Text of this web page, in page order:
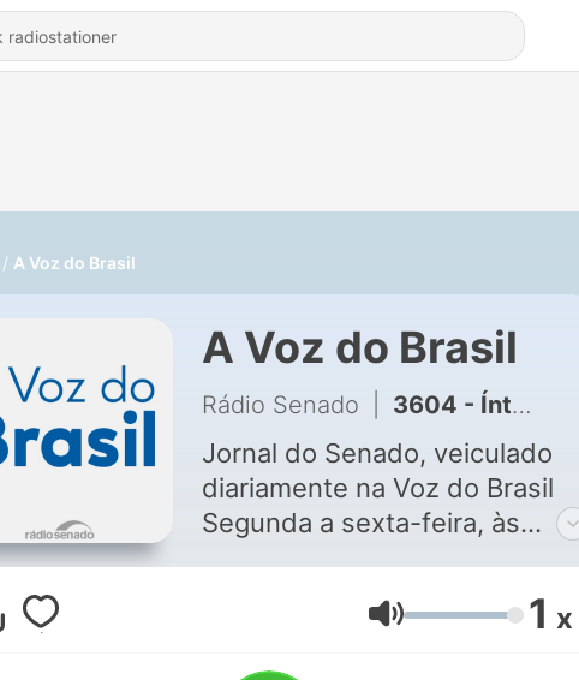
A Voz do Brasil
A Voz do Brasil
Rádio Senado 3604 - Íntegra da Voz do Brasil
Jornal do Senado, veiculado
diariamente na Voz do Brasil
Segunda a sexta-feira, às
diariamente, de segunda a
Volym 1 x